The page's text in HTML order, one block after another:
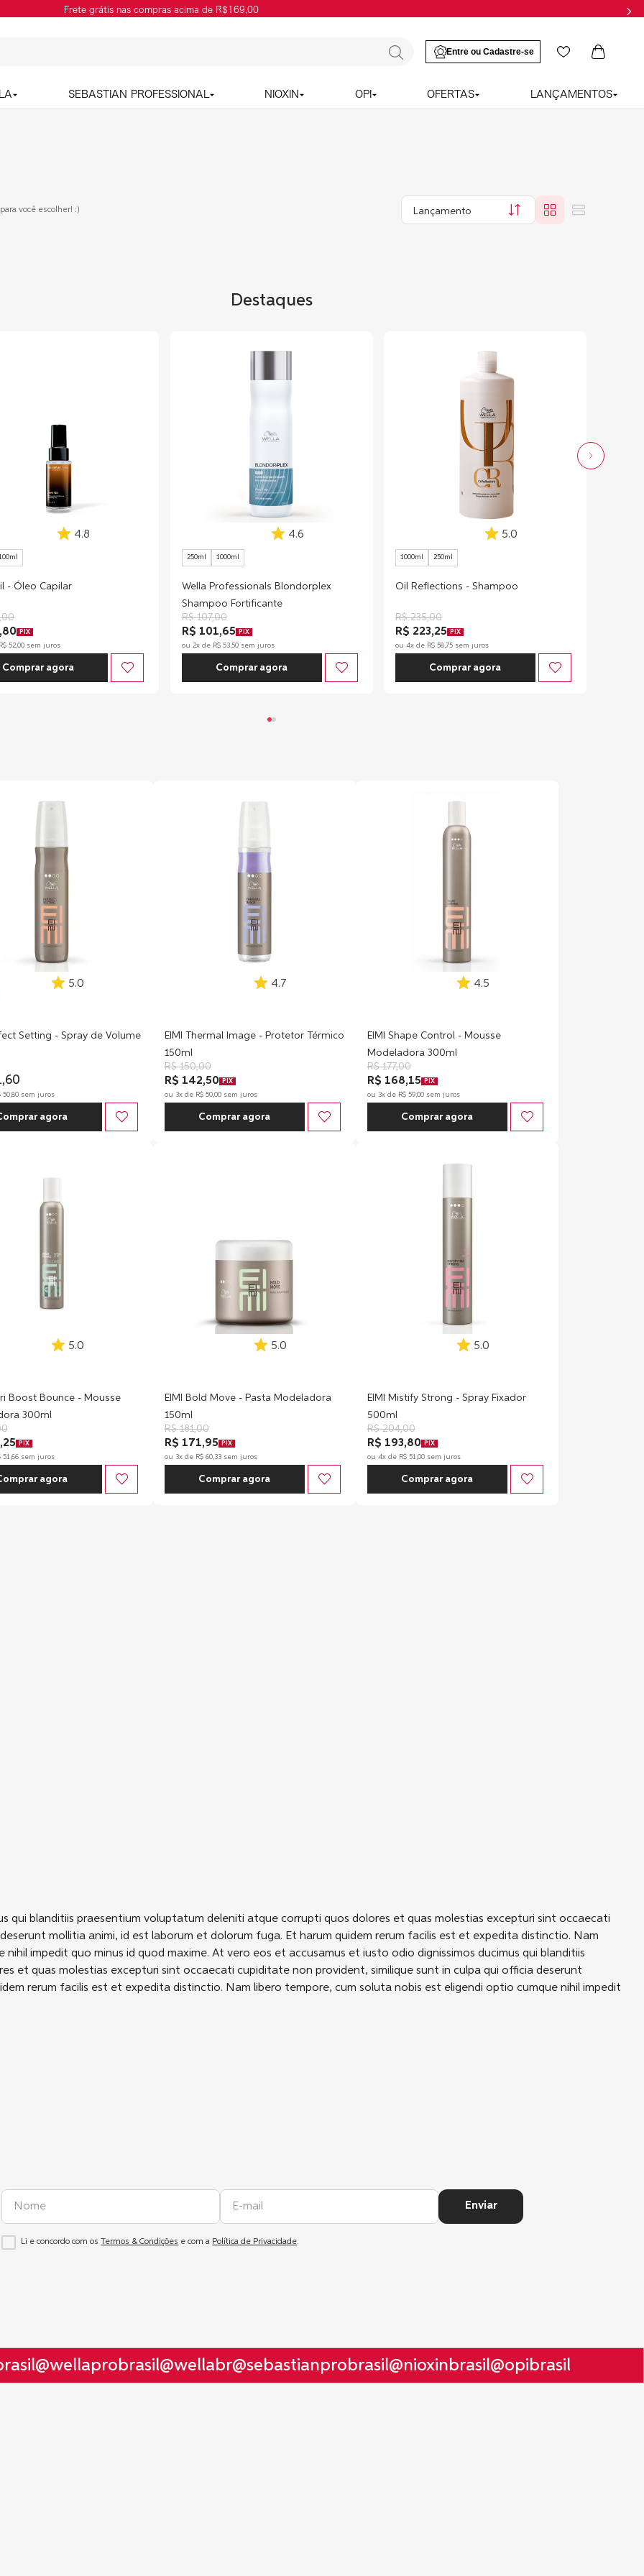
Frete grátis nas compras acima de R$169,00
SEBASTIAN PROFESSIONAL NIOXIN OPI OFERTAS LANÇAMENTOS
você escolher! :) Lançamento
Destaques
4.8
- Óleo Capilar
,00
PIX
R$ 52,00 sem juros
Comprar agora
4.6
250ml 1000ml
Wella Professionals Blondorplex
Shampoo Fortificante
R$ 107,00
R$ 101,65 PIX
ou 2x de R$ 53,50sem juros
Comprar agora
5.0
1000ml 250ml
Oil Reflections - Shampoo
R$ 235,00
R$ 223,25 PIX
ou 4x de R$ 58,75sem juros
Comprar agora
5.0
Setting - Spray de Volume
,60
50,80sem juros
agora
4.7
EIMI Thermal Image - Protetor Térmico
150ml
R$ 150,00
R$ 142,50 PIX
ou 3x de R$ 50,00sem juros
Comprar agora
4.5
EIMI Shape Control - Mousse
Modeladora 300ml
R$ 177,00
R$ 168,15 PIX
ou 3x de R$ 59,00sem juros
Comprar agora
5.0
Boost Bounce - Mousse
300ml
PIX
51,66sem juros
agora
5.0
EIMI Bold Move - Pasta Modeladora
150ml
R$ 181,00
R$ 171,95 PIX
ou 3x de R$ 60,33sem juros
Comprar agora
5.0
EIMI Mistify Strong - Spray Fixador
500ml
R$ 204,00
R$ 193,80 PIX
ou 4x de R$ 51,00sem juros
Comprar agora
qui blanditiis praesentium voluptatum deleniti atque corrupti quos dolores et quas molestias excepturi sint occaecati
mollitia animi, id est laborum et dolorum fuga. Et harum quidem rerum facilis est et expedita distinctio. Nam
impedit quo minus id quod maxime. At vero eos et accusamus et iusto odio dignissimos ducimus qui blanditiis
et quas molestias excepturi sint occaecati cupiditate non provident, similique sunt in culpa qui officia deserunt
rerum facilis est et expedita distinctio. Nam libero tempore, cum soluta nobis est eligendi optio cumque nihil impedit
Enviar
Li e concordo com os Termos & Condições e com a Política de Privacidade.
@wellaprobrasil@wellabr@sebastianprobrasil@nioxinbrasil@opibrasil